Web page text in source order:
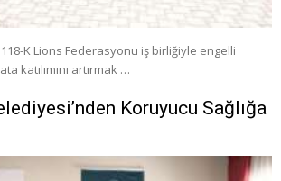
K Lions Federasyonu iş birliğiyle engelli
katılımını artırmak …
Koruyucu Sağlığa